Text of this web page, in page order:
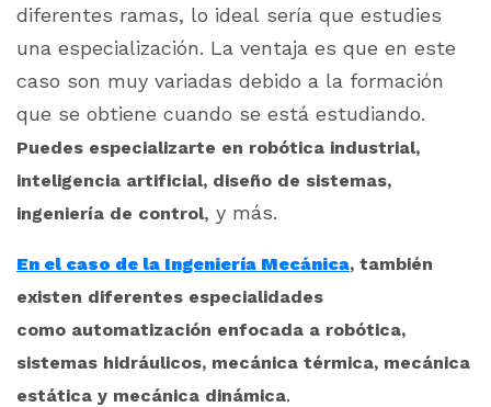
diferentes ramas, lo ideal sería que estudies
una especialización. La ventaja es que en este
caso son muy variadas debido a la formación
que se obtiene cuando se está estudiando.
Puedes especializarte en robótica industrial,
inteligencia artificial, diseño de sistemas,
ingeniería de control, y más.
En el caso de la Ingeniería Mecánica, también
existen diferentes especialidades
como automatización enfocada a robótica,
sistemas hidráulicos, mecánica térmica, mecánica
estática y mecánica dinámica.